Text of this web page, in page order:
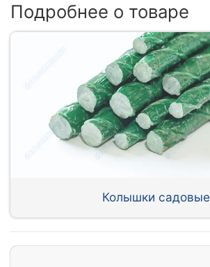
Подробнее о товаре
Колышки садовые